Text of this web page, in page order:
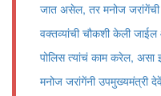
जात असेल, तर मनोज जरांगेंची
वक्तव्यांची चौकशी केली जाईल
पोलिस त्यांचं काम करेल, असा
मनोज जरांगेंनी उपमुख्यमंत्री